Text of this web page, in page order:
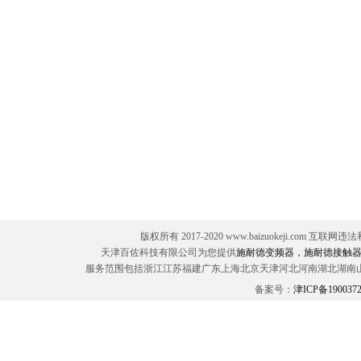
版权所有 2017-2020 www.baizuokeji.com 互联网违
天津百佐科技有限公司为您提供施耐德变频器，施耐德接触
服务范围包括浙江江苏福建广东上海北京天津河北河南湖北湖
备案号： 津ICP备